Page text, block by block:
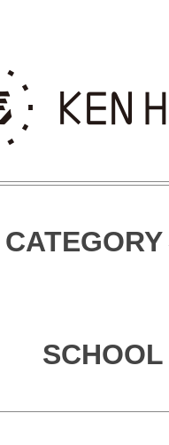
CATEGORY
SCHOOL